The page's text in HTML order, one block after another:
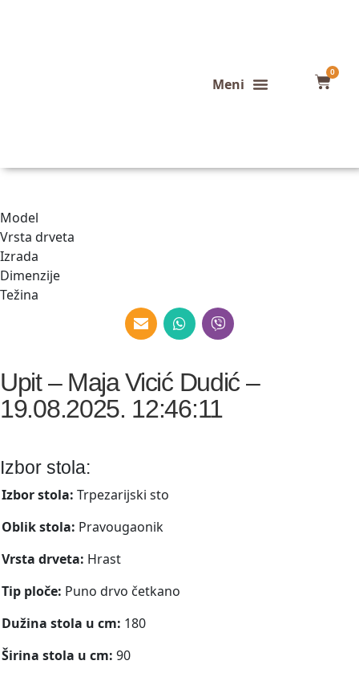
0
Model
Vrsta drveta
Izrada
Dimenzije
Težina
Upit – Maja Vicić Dudić –
19.08.2025. 12:46:11
Izbor stola:
Izbor stola: Trpezarijski sto
Oblik stola: Pravougaonik
Vrsta drveta: Hrast
Tip ploče: Puno drvo četkano
Dužina stola u cm: 180
Širina stola u cm: 90